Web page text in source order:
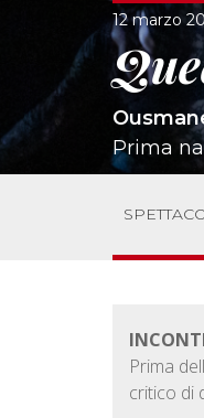
12 marzo
Prima
Prima
critico di